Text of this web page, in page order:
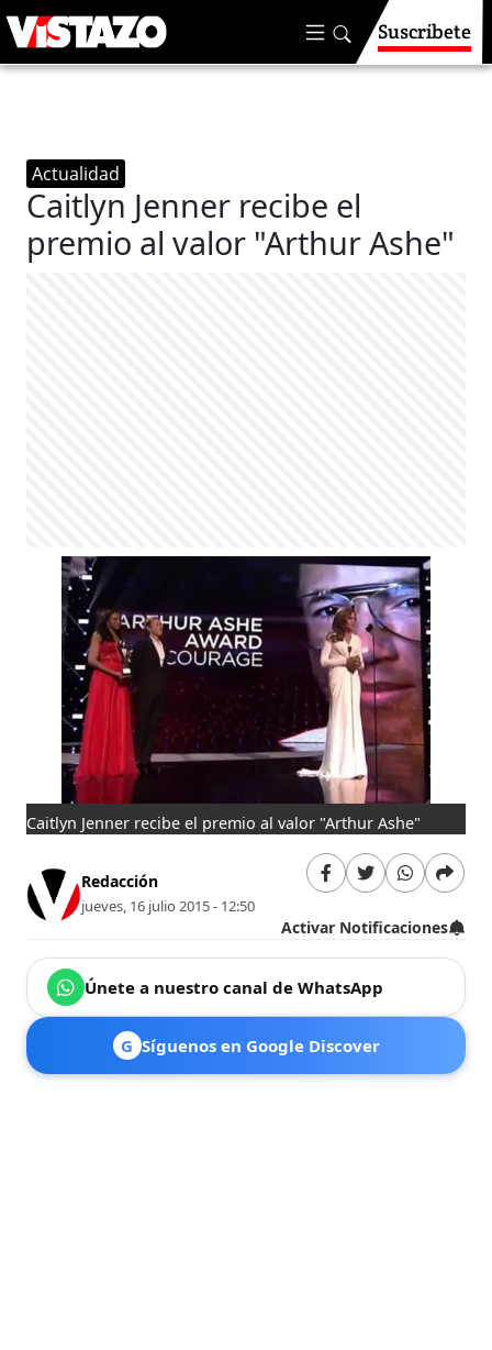
Suscríbete
Actualidad
Caitlyn Jenner recibe el
premio al valor "Arthur Ashe"
Caitlyn Jenner recibe el premio al valor "Arthur Ashe"
Redacción
jueves, 16 julio 2015 - 12:50
Activar Notificaciones
Únete a nuestro canal de WhatsApp
G Síguenos en Google Discover